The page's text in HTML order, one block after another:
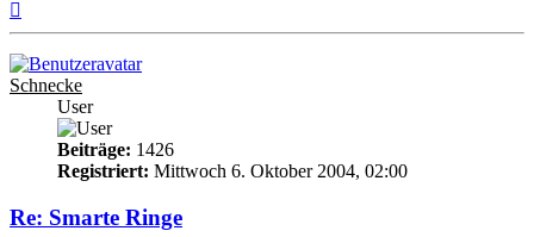
Schnecke
User
Beiträge: 1426
Registriert: Mittwoch 6. Oktober 2004, 02:00
Re: Smarte Ringe